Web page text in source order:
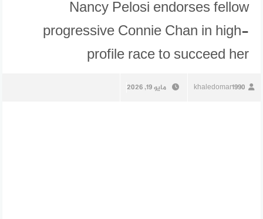
Nancy Pelosi endorses fellow
progressive Connie Chan in high-
profile race to succeed her
khaledomar1990 مايو 19, 2026